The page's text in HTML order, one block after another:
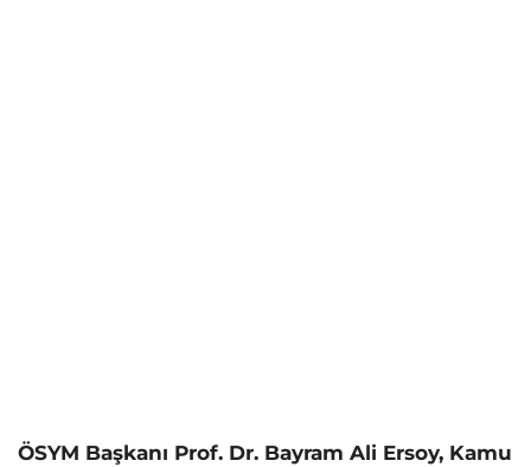
ÖSYM Başkanı Prof. Dr. Bayram Ali Ersoy, Kamu